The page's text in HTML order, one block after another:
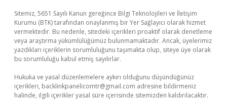
Sitemiz, 5651 Sayılı Kanun gereğince Bilgi Teknolojileri ve İletişim
Kurumu (BTK) tarafından onaylanmış bir Yer Sağlayıcı olarak hizmet
vermektedir. Bu nedenle, sitedeki içerikleri proaktif olarak denetleme
veya araştırma yükümlülüğümüz bulunmamaktadır. Ancak, üyelerimiz
yazdıkları içeriklerin sorumluluğunu taşımakta olup, siteye üye olarak
bu sorumluluğu kabul etmiş sayılırlar.
Hukuka ve yasal düzenlemelere aykırı olduğunu düşündüğünüz
içerikleri, backlinkpanelicomtr@gmail.com adresine bildirmeniz
halinde, ilgili içerikler yasal süre içerisinde sitemizden kaldırılacaktır.